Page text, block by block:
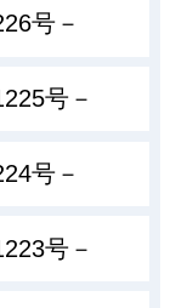
号－
号－
号－
号－